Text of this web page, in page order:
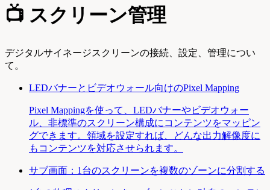
📺 スクリーン管理
デジタルサイネージスクリーンの接続、設定、管理につい
て。
LEDバナーとビデオウォール向けのPixel Mapping
Pixel Mappingを使って、LEDバナーやビデオウォー
ル、非標準のスクリーン構成にコンテンツをマッピン
グできます。領域を設定すれば、どんな出力解像度に
もコンテンツを対応させられます。
サブ画面：1台のスクリーンを複数のゾーンに分割する